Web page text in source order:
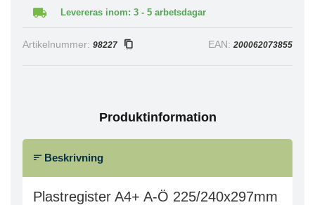
Levereras inom: 3 - 5 arbetsdagar
Artikelnummer: 98227 EAN: 200062073855
Produktinformation
Beskrivning
Plastregister A4+ A-Ö 225/240x297mm